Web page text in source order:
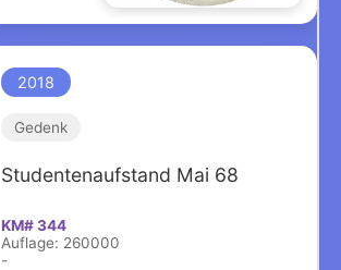
2018
Gedenk
Studentenaufstand Mai 68
KM# 344
Auflage: 260000
-